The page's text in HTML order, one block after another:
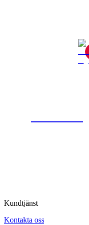
Kundtjänst
Kontakta oss